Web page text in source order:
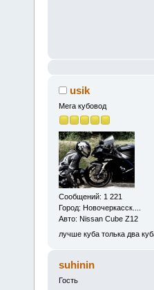
usik
Мега кубовод
Сообщений: 1 221
Город: Новочеркасск....
Авто: Nissan Cube Z12
лучше куба толька два
suhinin
Гость